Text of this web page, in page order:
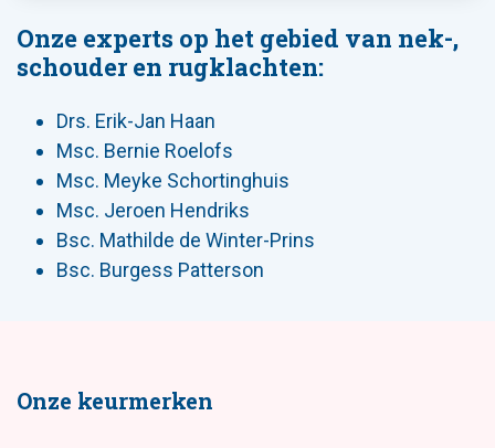
Onze experts op het gebied van nek-,
schouder en rugklachten:
Drs. Erik-Jan Haan
Msc. Bernie Roelofs
Msc. Meyke Schortinghuis
Msc. Jeroen Hendriks
Bsc. Mathilde de Winter-Prins
Bsc. Burgess Patterson
Onze keurmerken